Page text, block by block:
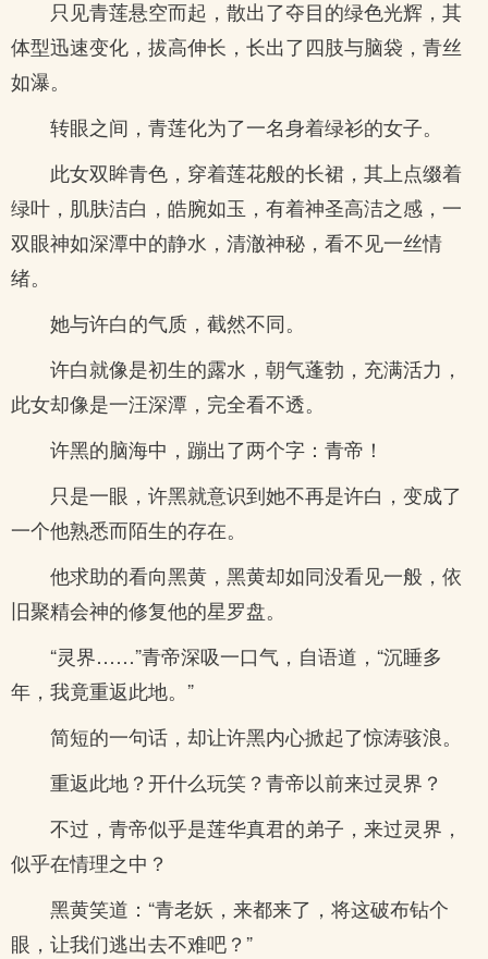
只见青莲悬空而起，散出了夺目的绿色光辉，其
体型迅速变化，拔高伸长，长出了四肢与脑袋，青丝
如瀑。
转眼之间，青莲化为了一名身着绿衫的女子。
此女双眸青色，穿着莲花般的长裙，其上点缀着
绿叶，肌肤洁白，皓腕如玉，有着神圣高洁之感，一
双眼神如深潭中的静水，清澈神秘，看不见一丝情
绪。
她与许白的气质，截然不同。
许白就像是初生的露水，朝气蓬勃，充满活力，
此女却像是一汪深潭，完全看不透。
许黑的脑海中，蹦出了两个字：青帝！
只是一眼，许黑就意识到她不再是许白，变成了
一个他熟悉而陌生的存在。
他求助的看向黑黄，黑黄却如同没看见一般，依
旧聚精会神的修复他的星罗盘。
“灵界……”青帝深吸一口气，自语道，“沉睡多
年，我竟重返此地。”
简短的一句话，却让许黑内心掀起了惊涛骇浪。
重返此地？开什么玩笑？青帝以前来过灵界？
不过，青帝似乎是莲华真君的弟子，来过灵界，
似乎在情理之中？
黑黄笑道：“青老妖，来都来了，将这破布钻个
眼，让我们逃出去不难吧？”